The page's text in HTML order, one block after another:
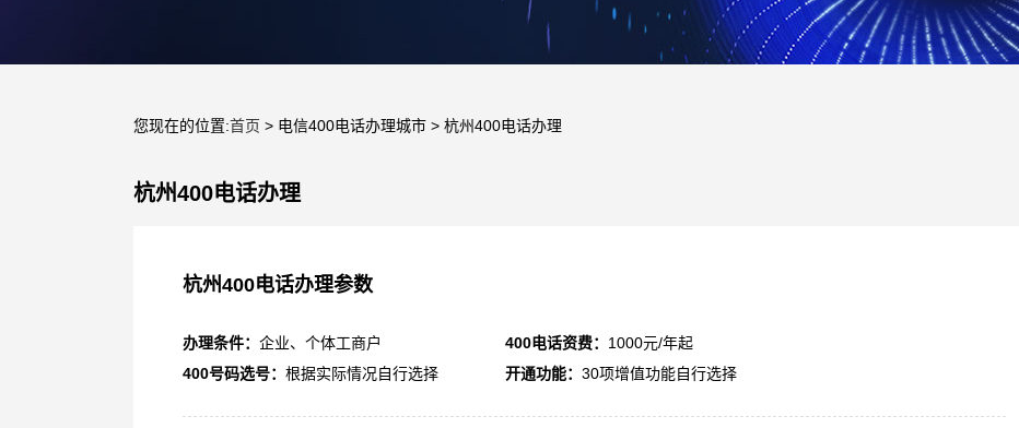
您现在的位置:首页 > 电信400电话办理城市 > 杭州400电话办理
杭州400电话办理
杭州400电话办理参数
办理条件： 企业、个体工商户
400号码选号： 根据实际情况自行选择
400电话资费： 1000元/年起
开通功能： 30项增值功能自行选择